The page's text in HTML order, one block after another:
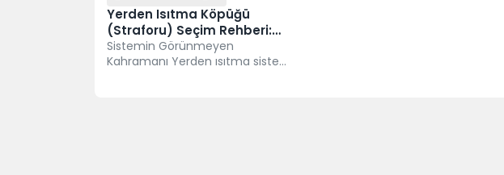
Yerden Isıtma Köpüğü
(Straforu) Seçim Rehberi:
Folyolu mu, Karbonlu mu?
Sistemin Görünmeyen
Kahramanı Yerden ısıtma sistemi